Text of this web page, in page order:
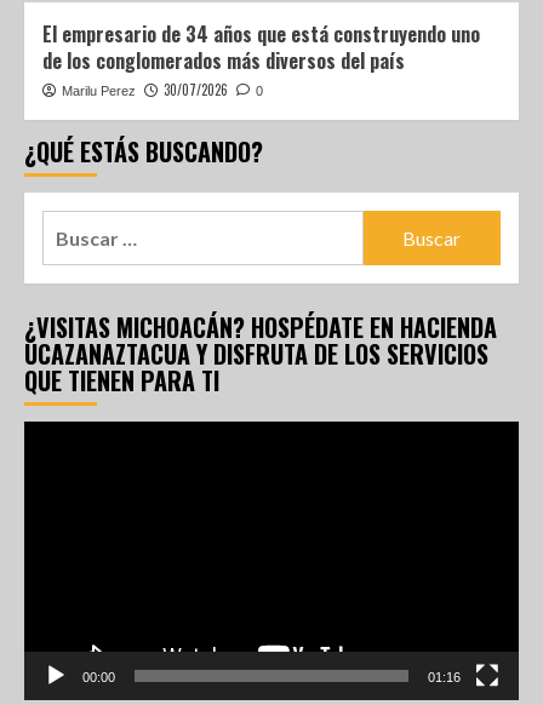
El empresario de 34 años que está construyendo uno
de los conglomerados más diversos del país
Marilu Perez 30/07/2026 0
¿QUÉ ESTÁS BUSCANDO?
¿VISITAS MICHOACÁN? HOSPÉDATE EN HACIENDA
UCAZANAZTACUA Y DISFRUTA DE LOS SERVICIOS
QUE TIENEN PARA TI
00:00 01:16